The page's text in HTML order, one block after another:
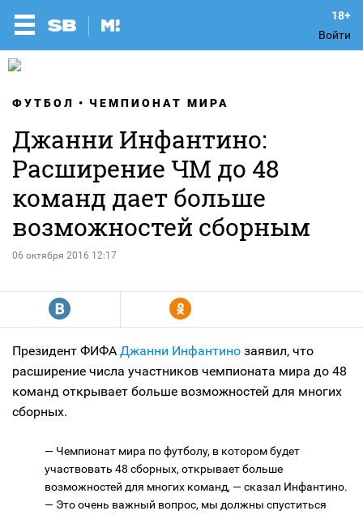
Войти
ФУТБОЛ ЧЕМПИОНАТ МИРА
Джанни Инфантино:
Расширение ЧМ до 48
команд дает больше
возможностей сборным
06 октября 2016 12:17
R Y
Президент ФИФА Джанни Инфантино заявил, что
расширение числа участников чемпионата мира до 48
команд открывает больше возможностей для многих
сборных.
— Чемпионат мира по футболу, в котором будет
участвовать 48 сборных, открывает больше
возможностей для многих команд, — сказал Инфантино.
— Это очень важный вопрос, мы должны спуститься